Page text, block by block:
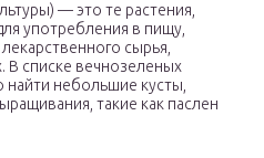
— это те растения,
употребления в пищу,
сырья,
В списке вечнозеленых
небольшие кусты,
такие как паслен